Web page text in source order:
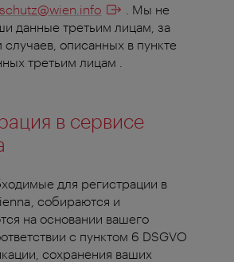
. Мы не
данные третьим лицам, за
описанных в пункте
третьим лицам .
в сервисе
для регистрации в
собираются и
на основании вашего
с пунктом 6 DSGVO
сохранения ваших